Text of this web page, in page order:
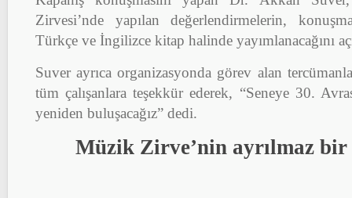
Zirvesi’nde yapılan değerlendirmelerin,
Türkçe ve İngilizce kitap halinde yayımlanacağını
Suver ayrıca organizasyonda görev alan
tüm çalışanlara teşekkür ederek, “Seneye 30.
yeniden buluşacağız” dedi.
Müzik Zirve’nin ayrılmaz bir